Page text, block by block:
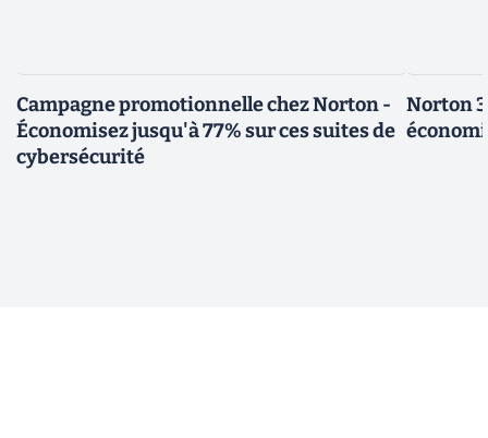
Campagne promotionnelle chez Norton -
Économisez jusqu'à 77% sur ces suites de
cybersécurité
Norton